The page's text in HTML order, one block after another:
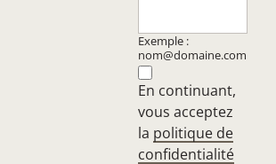
Exemple :
nom@domaine.com
En continuant,
vous acceptez
la politique de
confidentialité